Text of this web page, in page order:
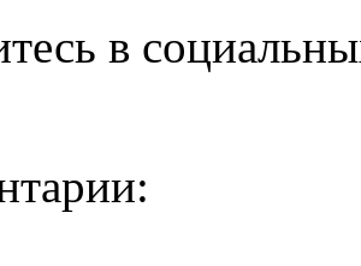
в